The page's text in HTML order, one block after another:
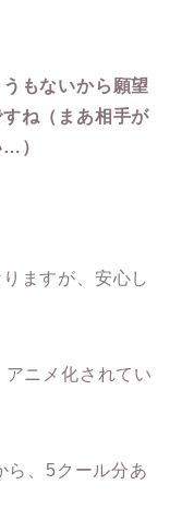
もないから願望
ね（まあ相手が
）
ますが、安心し
ニメ化されてい
ら、5クール分あ